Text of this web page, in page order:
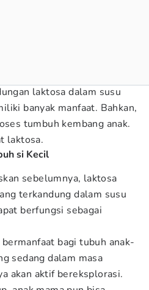
laktosa dalam susu
banyak manfaat. Bahkan,
tumbuh kembang anak.
laktosa.
si Kecil
sebelumnya, laktosa
terkandung dalam susu
berfungsi sebagai
bagi tubuh anak-
sedang dalam masa
akan aktif bereksplorasi.